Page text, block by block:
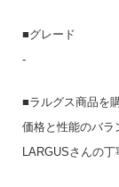
■グレード
-
■ラルグス商品を
価格と性能のバラ
LARGUSさんの丁